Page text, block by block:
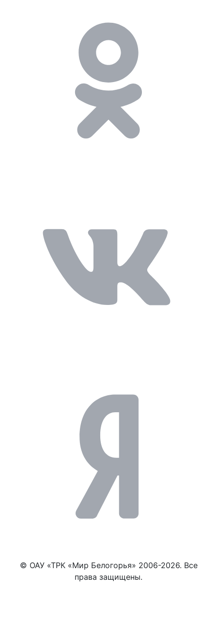
© ОАУ «ТРК «Мир Белогорья» 2006-2026. Все
права защищены.